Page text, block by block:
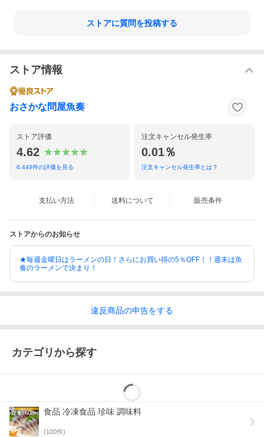
ストアに質問を投稿する
ストア情報
おさかな問屋魚奏
ストア評価
4.62
6,449件の評価を見る
注文キャンセル発生率
0.01％
注文キャンセル発生率とは？
支払い方法 送料について 販売条件
ストアからのお知らせ
★毎週金曜日はラーメンの日！さらにお買い得の5％OFF！！週末は魚
奏のラーメンで決まり！
違反商品の申告をする
カテゴリから探す
食品 冷凍食品 珍味 調味料
(100件)